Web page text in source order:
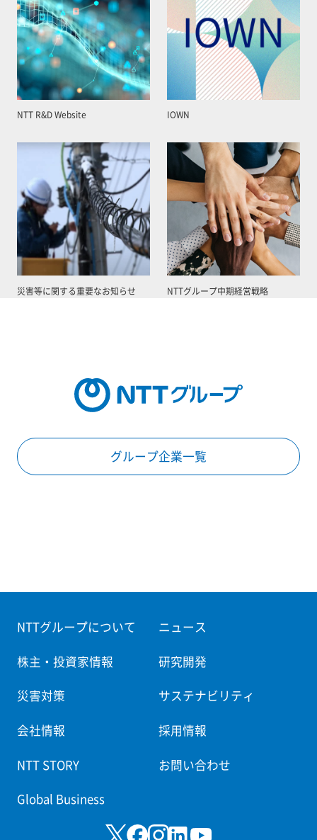
NTT R&D Website IOWN
災害等に関する重要なお知らせ NTTグループ中期経営戦略
グループ企業一覧
NTTグループについて ニュース
株主・投資家情報 研究開発
災害対策 サステナビリティ
会社情報 採用情報
NTT STORY お問い合わせ
Global Business